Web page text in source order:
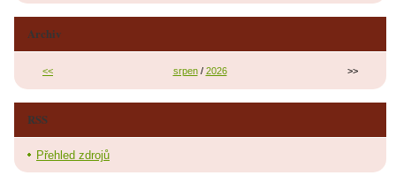
Archiv
<< srpen/ 2026 >>
RSS
Přehled zdrojů